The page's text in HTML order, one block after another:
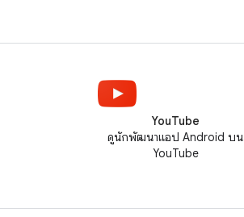
YouTube
ดูนักพัฒนาแอป Android บน
YouTube